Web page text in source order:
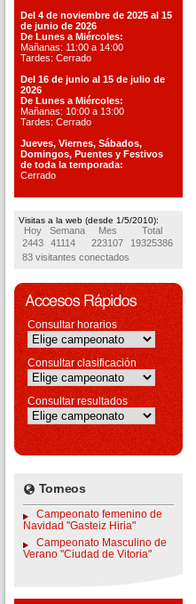
Del 4 de noviembre de 2025 al 15
de junio de 2026
De Lunes a Miércoles:
Mañanas: 11:00 a 14:00
Tardes: Cerrado
Del 16 de junio al 15 de julio de
2026
De Lunes a Miércoles:
Mañanas: 10:00 a 13:00
Tardes: Cerrado
Jueves, Viernes, Sábados,
Domingos, Puentes y Festivos
de toda la temporada:
Cerrado
Visitas a la web (desde 1/5/2010):
Hoy Semana Mes
Total
2443
41114 223107
19325386
83 visitantes conectados
Consultar horarios
Consultar clasificación
Consultar resultados
Torneos
Campeonato femenino de
Navidad "Gasteiz Hiria"
Campeonato Masculino de
Verano "Ciudad de Vitoria"